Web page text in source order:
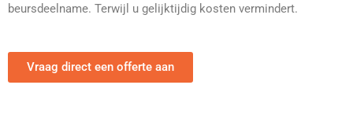
beursdeelname. Terwijl u gelijktijdig kosten vermindert.
Vraag direct een offerte aan